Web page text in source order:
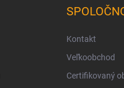
Kontakt
Veľkoobchod
Certifikovaný